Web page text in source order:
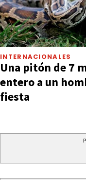
INTERNACIONALES
Una pitón de 7
entero a un
fiesta